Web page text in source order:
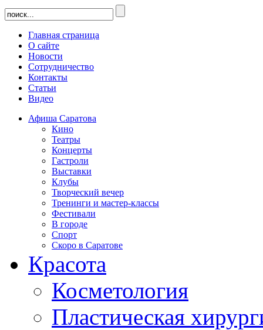
Главная страница
О сайте
Новости
Сотрудничество
Контакты
Статьи
Видео
Афиша Саратова
Кино
Театры
Концерты
Гастроли
Выставки
Клубы
Творческий вечер
Тренинги и мастер-классы
Фестивали
В городе
Спорт
Скоро в Саратове
Красота
Косметология
Пластическая